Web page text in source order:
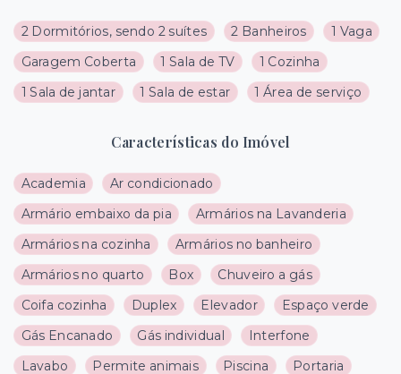
2 Dormitórios, sendo 2 suítes 2 Banheiros
1 Vaga
Garagem Coberta
1 Sala de TV
1 Cozinha
1 Sala de jantar
1 Sala de estar 1 Área de serviço
Características do Imóvel
Academia
Ar condicionado
Armário embaixo da pia
Armários na Lavanderia
Armários na cozinha
Armários no banheiro
Armários no quarto
Box
Chuveiro a gás
Coifa cozinha
Duplex Elevador
Espaço verde
Gás Encanado
Gás individual
Interfone
Lavabo
Permite animais Piscina
Portaria